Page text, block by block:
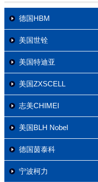
德国HBM
美国世铨
美国特迪亚
美国ZXSCELL
志美CHIMEI
美国BLH Nobel
德国茵泰科
宁波柯力